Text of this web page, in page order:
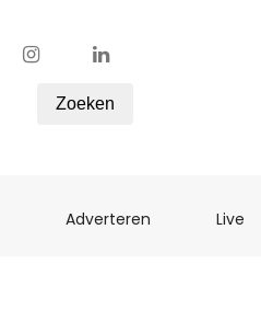
Zoeken
(current)Adverteren (current)Live